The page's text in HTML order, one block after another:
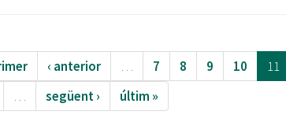
‹ anterior … 7 8 9 10 11
…
següent › últim »